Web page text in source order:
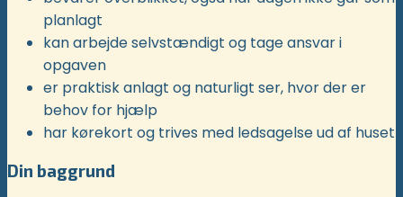
planlagt
kan arbejde selvstændigt og tage ansvar i
opgaven
er praktisk anlagt og naturligt ser, hvor der er
behov for hjælp
har kørekort og trives med ledsagelse ud af huset
Din baggrund